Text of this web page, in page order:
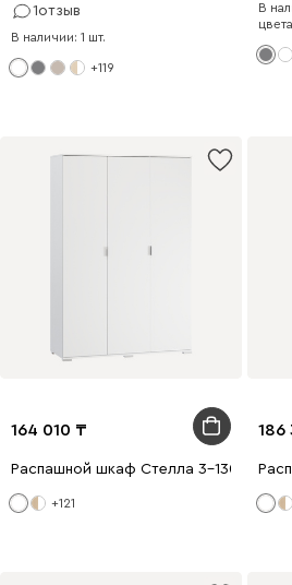
1отзыв
В наличии: 1 шт.
+119
В
164 010
Распашной шкаф Стелла 3-130x200
+121
186